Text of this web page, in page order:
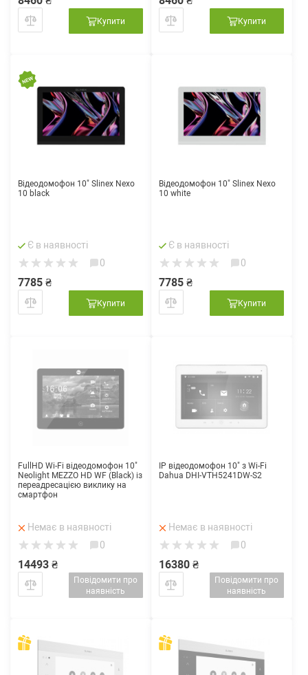
Купити Купити
Відеодомофон 10" Slinex Nexo
10 black
Є в наявності
0
7785 ₴
Купити
Відеодомофон 10" Slinex Nexo
10 white
Є в наявності
0
7785 ₴
Купити
FullHD Wi-Fi відеодомофон 10"
Neolight MEZZO HD WF (Black) із
переадресацією виклику на
смартфон
Немає в наявності
0
14493 ₴
Повідомити про
наявність
IP відеодомофон 10" з Wi-Fi
Dahua DHI-VTH5241DW-S2
Немає в наявності
0
16380 ₴
Повідомити про
наявність